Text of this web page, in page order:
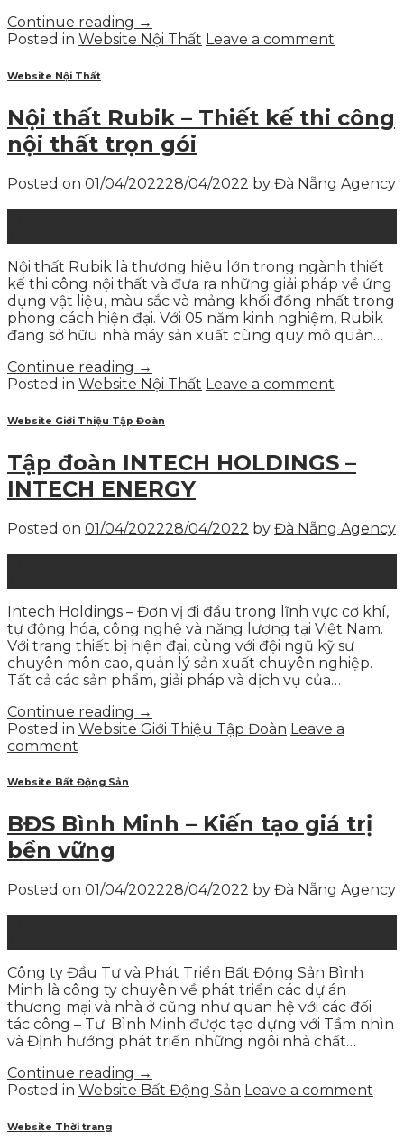
Continue reading →
Posted in Website Nội Thất Leave a comment
Website Nội Thất
Nội thất Rubik – Thiết kế thi công
nội thất trọn gói
Posted on 01/04/202228/04/2022 by Đà Nẵng Agency
Nội thất Rubik là thương hiệu lớn trong ngành thiết
kế thi công nội thất và đưa ra những giải pháp về ứng
dụng vật liệu, màu sắc và mảng khối đồng nhất trong
phong cách hiện đại. Với 05 năm kinh nghiệm, Rubik
đang sở hữu nhà máy sản xuất cùng quy mô quản…
Continue reading →
Posted in Website Nội Thất Leave a comment
Website Giới Thiệu Tập Đoàn
Tập đoàn INTECH HOLDINGS –
INTECH ENERGY
Posted on 01/04/202228/04/2022 by Đà Nẵng Agency
Intech Holdings – Đơn vị đi đầu trong lĩnh vực cơ khí,
tự động hóa, công nghệ và năng lượng tại Việt Nam.
Với trang thiết bị hiện đại, cùng với đội ngũ kỹ sư
chuyên môn cao, quản lý sản xuất chuyên nghiệp.
Tất cả các sản phẩm, giải pháp và dịch vụ của…
Continue reading →
Posted in Website Giới Thiệu Tập Đoàn Leave a
comment
Website Bất Động Sản
BĐS Bình Minh – Kiến tạo giá trị
bền vững
Posted on 01/04/202228/04/2022 by Đà Nẵng Agency
Công ty Đầu Tư và Phát Triển Bất Động Sản Bình
Minh là công ty chuyên về phát triển các dự án
thương mại và nhà ở cũng như quan hệ với các đối
tác công – Tư. Bình Minh được tạo dựng với Tầm nhìn
và Định hướng phát triển những ngôi nhà chất…
Continue reading →
Posted in Website Bất Động Sản Leave a comment
Website Thời trang